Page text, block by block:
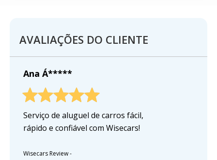
AVALIAÇÕES DO CLIENTE
Ana Á*****
Serviço de aluguel de carros fácil,
rápido e confiável com Wisecars!
Wisecars Review-